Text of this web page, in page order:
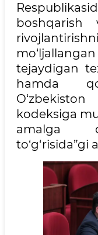
boshqarish
tejaydigan
hamda
kodeksiga
amalga